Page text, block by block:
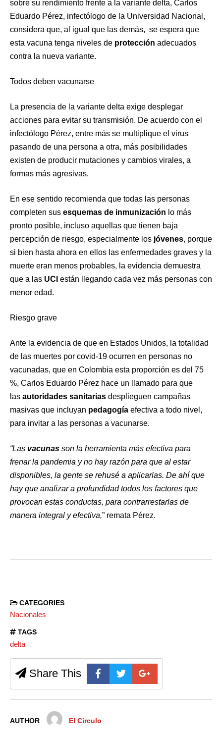
sobre su rendimiento frente a la variante delta, Carlos
Eduardo Pérez, infectólogo de la Universidad Nacional,
considera que, al igual que las demás, se espera que
esta vacuna tenga niveles de protección adecuados
contra la nueva variante.
Todos deben vacunarse
La presencia de la variante delta exige desplegar
acciones para evitar su transmisión. De acuerdo con el
infectólogo Pérez, entre más se multiplique el virus
pasando de una persona a otra, más posibilidades
existen de producir mutaciones y cambios virales, a
formas más agresivas.
En ese sentido recomienda que todas las personas
completen sus esquemas de inmunización lo más
pronto posible, incluso aquellas que tienen baja
percepción de riesgo, especialmente los jóvenes, porque
si bien hasta ahora en ellos las enfermedades graves y la
muerte eran menos probables, la evidencia demuestra
que a las UCI están llegando cada vez más personas con
menor edad.
Riesgo grave
Ante la evidencia de que en Estados Unidos, la totalidad
de las muertes por covid-19 ocurren en personas no
vacunadas, que en Colombia esta proporción es del 75
%, Carlos Eduardo Pérez hace un llamado para que
las autoridades sanitarias desplieguen campañas
masivas que incluyan pedagogía efectiva a todo nivel,
para invitar a las personas a vacunarse.
“Las vacunas son la herramienta más efectiva para
frenar la pandemia y no hay razón para que al estar
disponibles, la gente se rehusé a aplicarlas. De ahí que
hay que analizar a profundidad todos los factores que
provocan estas conductas, para contrarrestarlas de
manera integral y efectiva,” remata Pérez.
CATEGORIES
Nacionales
TAGS
delta
Share This
AUTHOR El Circulo